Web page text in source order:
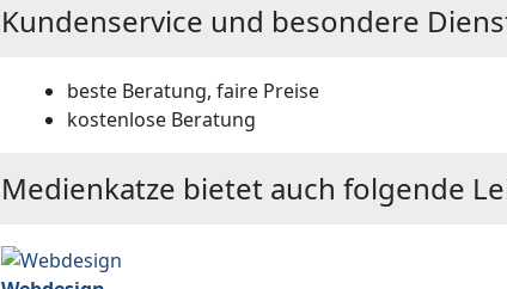
Kundenservice und besondere
beste Beratung, faire Preise
kostenlose Beratung
Medienkatze bietet auch folgende